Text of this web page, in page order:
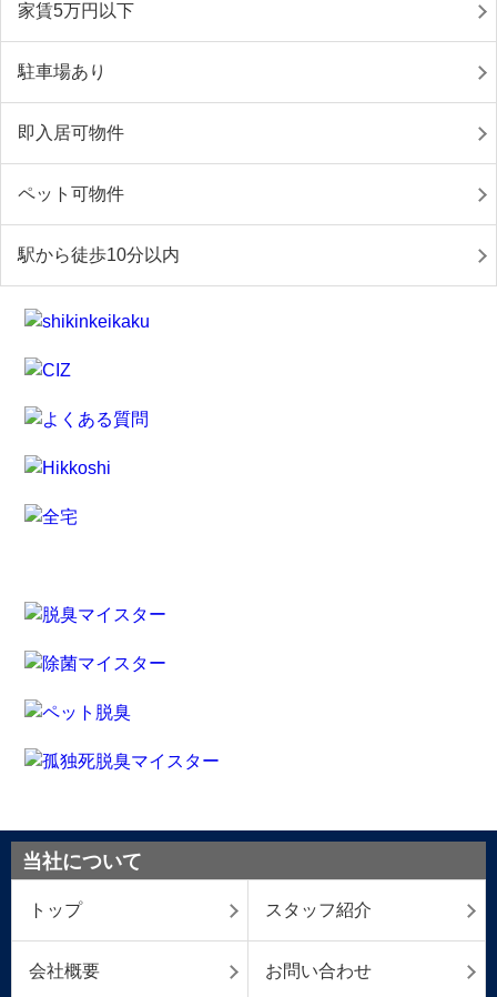
家賃5万円以下
駐車場あり
即入居可物件
ペット可物件
駅から徒歩10分以内
当社について
トップ スタッフ紹介
会社概要 お問い合わせ